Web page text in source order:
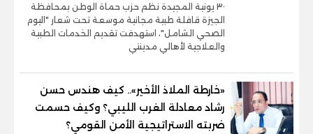
٣٠ يونية المجيدة نظم حزب حماة الوطن بمحافظة
الجيزة قافلة طبية مجانية موسعة تحت شعار "اليوم
الصحي الشامل"، استهدفت تقديم الخدمات الطبية
والعلاجية لأهالي مدينتي
«خارطة الملاذ الأخير».. كيف هندس حسن
رشاد معادلة الغرب الليبي؟ وكيف حسمت
ضربته الاستراتيجية الأمن القومي؟